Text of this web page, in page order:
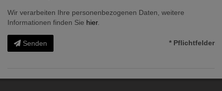
Wir verarbeiten Ihre personenbezogenen Daten, weitere
Informationen finden Sie hier.
Senden * Pflichtfelder